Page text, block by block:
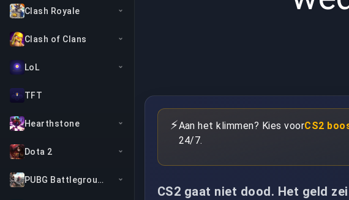
Clash Royale
Clash of Clans
LoL
TFT
Hearthstone
Dota 2
PUBG Battlegrounds
⚡Aan het klimmen? Kies voorCS2
24/7.
CS2 gaat niet dood. Het geld